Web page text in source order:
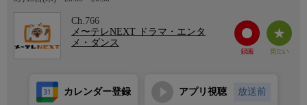
Ch.766
メ〜テレNEXT ドラマ・エンタ
メ・ダンス
カレンダー登録 アプリ視聴 放送前